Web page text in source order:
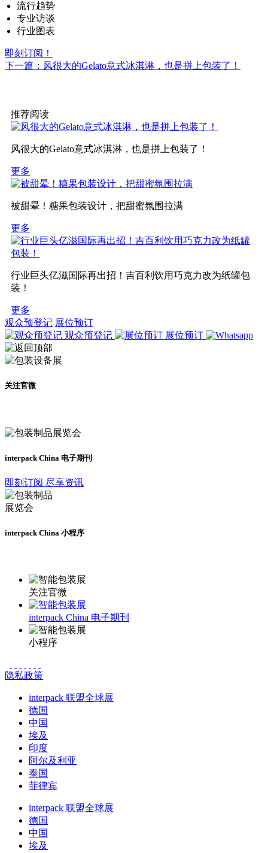
流行趋势
专业访谈
行业图表
即刻订阅！
下一篇：风很大的Gelato意式冰淇淋，也是拼上包装了！
推荐阅读
风很大的Gelato意式冰淇淋，也是拼上包装了！
更多
被甜晕！糖果包装设计，把甜蜜氛围拉满
更多
行业巨头亿滋国际再出招！吉百利饮用巧克力改为纸罐包
装！
更多
观众预登记 展位预订
观众预登记
展位预订
关注官微
interpack China 电子期刊
即刻订阅 尽享资讯
interpack China 小程序
关注官微
interpack China 电子期刊
小程序
隐私政策
interpack 联盟全球展
德国
中国
埃及
印度
阿尔及利亚
泰国
菲律宾
interpack 联盟全球展
德国
中国
埃及